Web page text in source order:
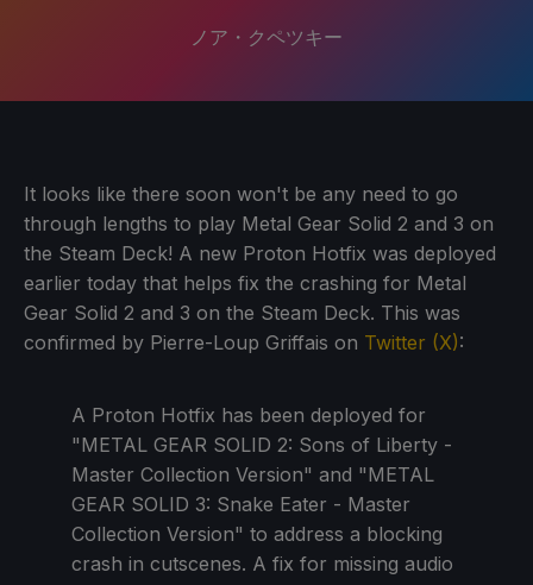
ノア・クペツキー
It looks like there soon won't be any need to go
through lengths to play Metal Gear Solid 2 and 3 on
the Steam Deck! A new Proton Hotfix was deployed
earlier today that helps fix the crashing for Metal
Gear Solid 2 and 3 on the Steam Deck. This was
confirmed by Pierre-Loup Griffais on Twitter (X):
A Proton Hotfix has been deployed for
"METAL GEAR SOLID 2: Sons of Liberty -
Master Collection Version" and "METAL
GEAR SOLID 3: Snake Eater - Master
Collection Version" to address a blocking
crash in cutscenes. A fix for missing audio